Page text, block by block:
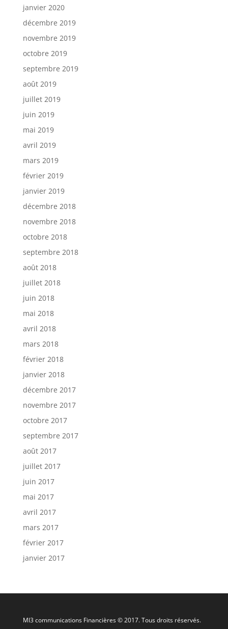
janvier 2020
décembre 2019
novembre 2019
octobre 2019
septembre 2019
août 2019
juillet 2019
juin 2019
mai 2019
avril 2019
mars 2019
février 2019
janvier 2019
décembre 2018
novembre 2018
octobre 2018
septembre 2018
août 2018
juillet 2018
juin 2018
mai 2018
avril 2018
mars 2018
février 2018
janvier 2018
décembre 2017
novembre 2017
octobre 2017
septembre 2017
août 2017
juillet 2017
juin 2017
mai 2017
avril 2017
mars 2017
février 2017
janvier 2017
MI3 communications Financières © 2017. Tous droits réservés.